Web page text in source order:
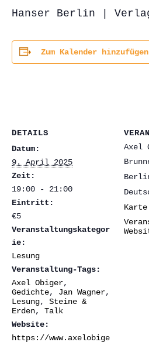
Hanser Berlin |
Zum Kalender hinzufügen
DETAILS
Datum:
9. April 2025
Zeit:
19:00 - 21:00
Eintritt:
€5
Veranstaltungskategor
ie:
Lesung
Veranstaltung-Tags:
Axel Obiger,
Gedichte, Jan Wagner,
Lesung, Steine &
Erden, Talk
Website:
https://www.axelobige
Axel